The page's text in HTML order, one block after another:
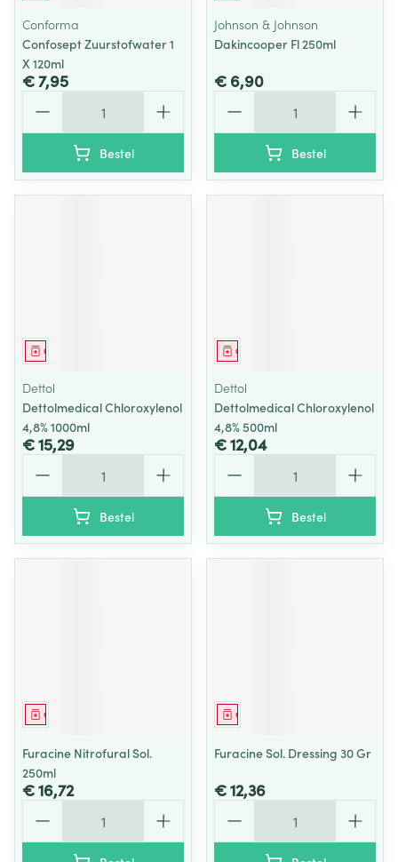
Conforma
Confosept Zuurstofwater 1
X 120ml
€ 7,95
Bestel
Johnson & Johnson
Dakincooper Fl 250ml
€ 6,90
Bestel
Geneesmiddel
Dettol
Dettolmedical Chloroxylenol
4,8% 1000ml
€ 15,29
Bestel
Geneesmiddel
Dettol
Dettolmedical Chloroxylenol
4,8% 500ml
€ 12,04
Bestel
Geneesmiddel
Furacine Nitrofural Sol.
250ml
€ 16,72
Geneesmiddel
Furacine Sol. Dressing 30 Gr
€ 12,36